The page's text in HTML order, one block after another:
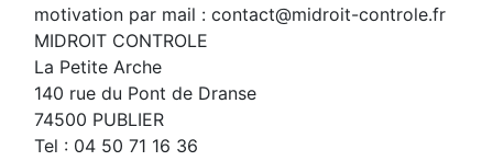
motivation par mail : contact@midroit-controle.fr
MIDROIT CONTROLE
La Petite Arche
140 rue du Pont de Dranse
74500 PUBLIER
Tel : 04 50 71 16 36